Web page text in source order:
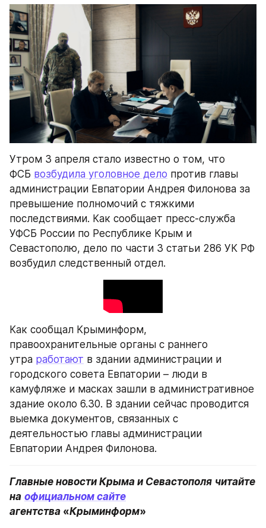
Утром 3 апреля стало известно о том, что
ФСБ возбудила уголовное дело против главы
администрации Евпатории Андрея Филонова за
превышение полномочий с тяжкими
последствиями. Как сообщает пресс-служба
УФСБ России по Республике Крым и
Севастополю, дело по части 3 статьи 286 УК РФ
возбудил следственный отдел.
Как сообщал Крыминформ,
правоохранительные органы с раннего
утра работают в здании администрации и
городского совета Евпатории – люди в
камуфляже и масках зашли в административное
здание около 6.30. В здании сейчас проводится
выемка документов, связанных с
деятельностью главы администрации
Евпатории Андрея Филонова.
Главные новости Крыма и Севастополя читайте
на официальном сайте
агентства «Крыминформ»